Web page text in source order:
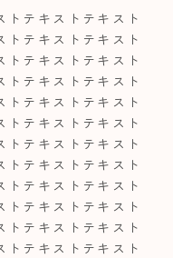
トテキストテキスト
トテキストテキスト
トテキストテキスト
トテキストテキスト
トテキストテキスト
トテキストテキスト
トテキストテキスト
トテキストテキスト
トテキストテキスト
トテキストテキスト
トテキストテキスト
トテキストテキスト